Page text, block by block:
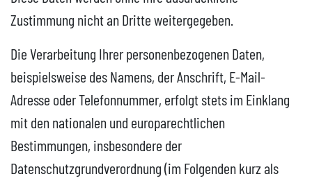
Zustimmung nicht an Dritte weitergegeben.
Die Verarbeitung Ihrer personenbezogenen Daten,
beispielsweise des Namens, der Anschrift, E-Mail-
Adresse oder Telefonnummer, erfolgt stets im Einklang
mit den nationalen und europarechtlichen
Bestimmungen, insbesondere der
Datenschutzgrundverordnung (im Folgenden kurz als